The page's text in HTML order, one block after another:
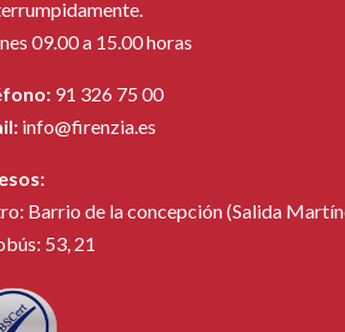
09.00 a 15.00 horas
91 326 75 00
info@firenzia.es
Barrio de la concepción (Salida
53, 21